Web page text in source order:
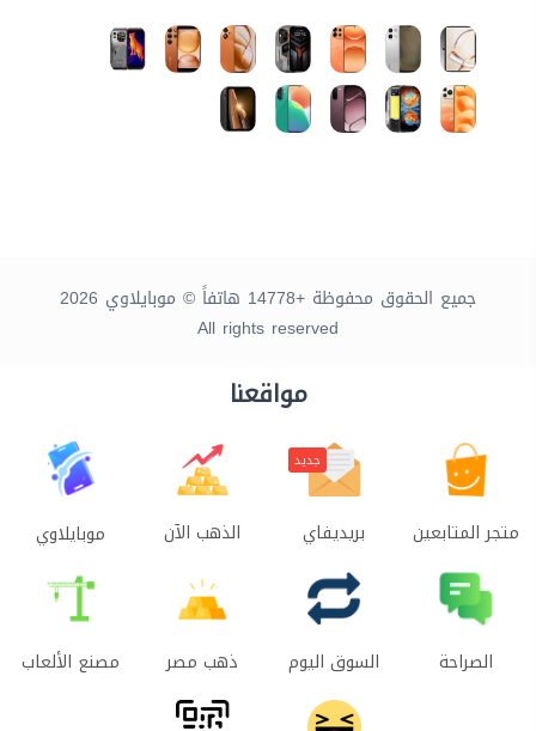
جميع الحقوق محفوظة +14778 هاتفاً © موبايلاوي 2026
All rights reserved